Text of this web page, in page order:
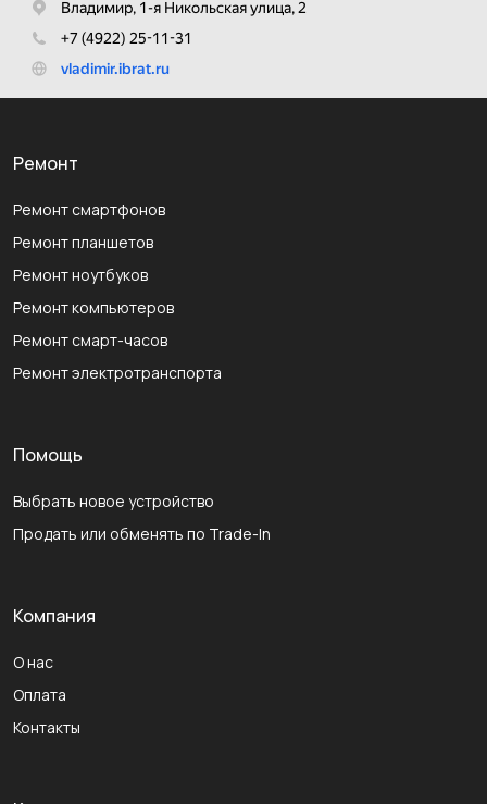
Ремонт
Ремонт смартфонов
Ремонт планшетов
Ремонт ноутбуков
Ремонт компьютеров
Ремонт смарт-часов
Ремонт электротранспорта
Помощь
Выбрать новое устройство
Продать или обменять по Trade-In
Компания
О нас
Оплата
Контакты